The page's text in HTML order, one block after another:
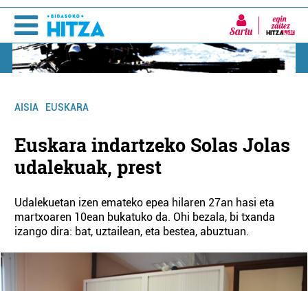
Sartu
AISIA EUSKARA
Euskara indartzeko Solas Jolas
udalekuak, prest
Udalekuetan izen emateko epea hilaren 27an hasi eta
martxoaren 10ean bukatuko da. Ohi bezala, bi txanda
izango dira: bat, uztailean, eta bestea, abuztuan.